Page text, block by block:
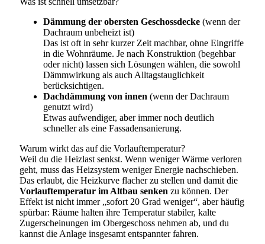
Dämmung der obersten Geschossdecke (wenn der
Dachraum unbeheizt ist)
Das ist oft in sehr kurzer Zeit machbar, ohne Eingriffe
in die Wohnräume. Je nach Konstruktion (begehbar
oder nicht) lassen sich Lösungen wählen, die sowohl
Dämmwirkung als auch Alltagstauglichkeit
berücksichtigen.
Dachdämmung von innen (wenn der Dachraum
genutzt wird)
Etwas aufwendiger, aber immer noch deutlich
schneller als eine Fassadensanierung.
Warum wirkt das auf die Vorlauftemperatur?
Weil du die Heizlast senkst. Wenn weniger Wärme verloren
geht, muss das Heizsystem weniger Energie nachschieben.
Das erlaubt, die Heizkurve flacher zu stellen und damit die
Vorlauftemperatur im Altbau senken zu können. Der
Effekt ist nicht immer „sofort 20 Grad weniger“, aber häufig
spürbar: Räume halten ihre Temperatur stabiler, kalte
Zugerscheinungen im Obergeschoss nehmen ab, und du
kannst die Anlage insgesamt entspannter fahren.